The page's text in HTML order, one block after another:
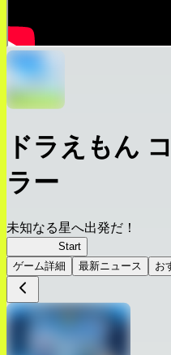
ドラえもん
ラー
未知なる星へ出発だ！
Start
ゲーム詳細
最新ニュース お